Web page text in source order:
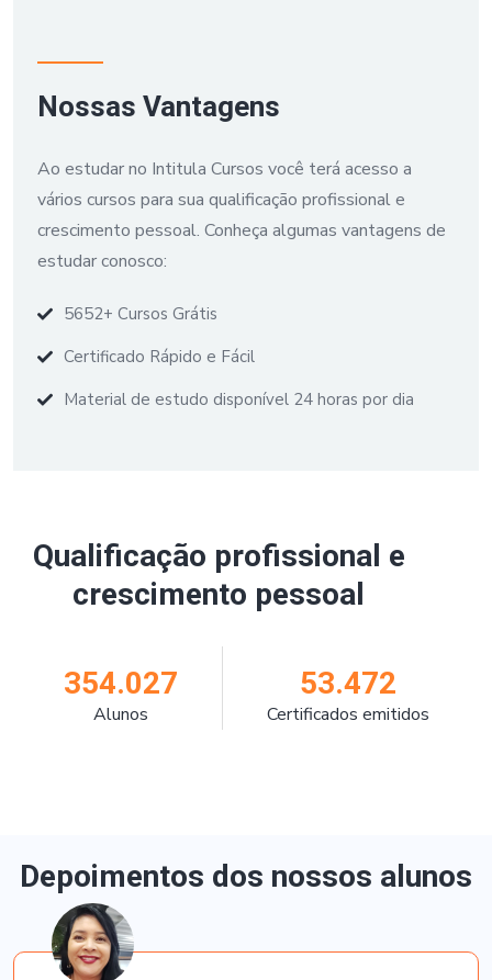
Nossas Vantagens
Ao estudar no Intitula Cursos você terá acesso a
vários cursos para sua qualificação profissional e
crescimento pessoal. Conheça algumas vantagens de
estudar conosco:
5652+ Cursos Grátis
Certificado Rápido e Fácil
Material de estudo disponível 24 horas por dia
Qualificação profissional e
crescimento pessoal
354.027
Alunos
53.472
Certificados emitidos
Depoimentos dos nossos alunos